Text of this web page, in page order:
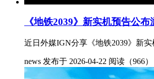
《地铁2039》新实机预告公
近日外媒IGN分享《地铁2039》新
news 发布于 2026-04-22 阅读（966）